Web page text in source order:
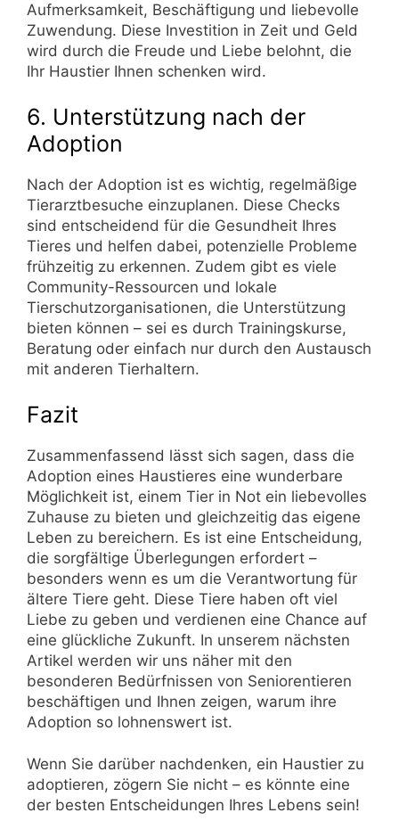
Aufmerksamkeit, Beschäftigung und liebevolle
Zuwendung. Diese Investition in Zeit und Geld
wird durch die Freude und Liebe belohnt, die
Ihr Haustier Ihnen schenken wird.
6. Unterstützung nach der
Adoption
Nach der Adoption ist es wichtig, regelmäßige
Tierarztbesuche einzuplanen. Diese Checks
sind entscheidend für die Gesundheit Ihres
Tieres und helfen dabei, potenzielle Probleme
frühzeitig zu erkennen. Zudem gibt es viele
Community-Ressourcen und lokale
Tierschutzorganisationen, die Unterstützung
bieten können – sei es durch Trainingskurse,
Beratung oder einfach nur durch den Austausch
mit anderen Tierhaltern.
Fazit
Zusammenfassend lässt sich sagen, dass die
Adoption eines Haustieres eine wunderbare
Möglichkeit ist, einem Tier in Not ein liebevolles
Zuhause zu bieten und gleichzeitig das eigene
Leben zu bereichern. Es ist eine Entscheidung,
die sorgfältige Überlegungen erfordert –
besonders wenn es um die Verantwortung für
ältere Tiere geht. Diese Tiere haben oft viel
Liebe zu geben und verdienen eine Chance auf
eine glückliche Zukunft. In unserem nächsten
Artikel werden wir uns näher mit den
besonderen Bedürfnissen von Seniorentieren
beschäftigen und Ihnen zeigen, warum ihre
Adoption so lohnenswert ist.
Wenn Sie darüber nachdenken, ein Haustier zu
adoptieren, zögern Sie nicht – es könnte eine
der besten Entscheidungen Ihres Lebens sein!